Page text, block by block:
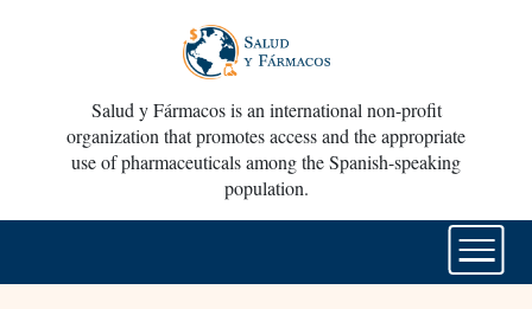
Salud y Fármacos is an international non-profit
organization that promotes access and the appropriate
use of pharmaceuticals among the Spanish-speaking
population.